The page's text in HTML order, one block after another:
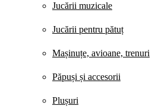
Jucării muzicale
Jucării pentru pătuț
Mașinuțe, avioane, trenuri
Păpuși și accesorii
Plușuri